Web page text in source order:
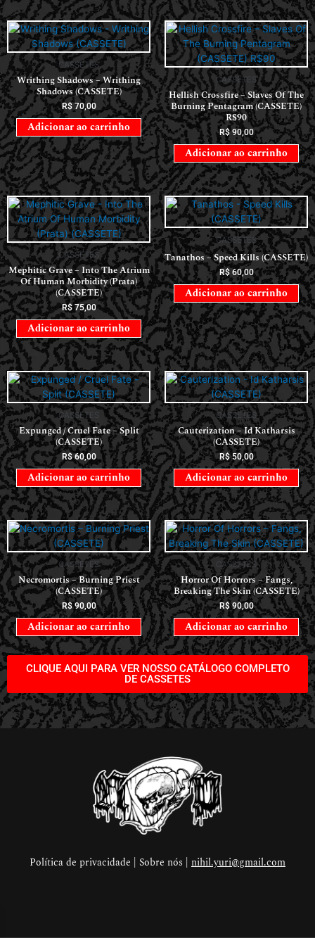
CASSETES
Writhing Shadows – Writhing
Shadows (CASSETE)
R$70,00
Adicionar ao carrinho
CASSETES
Hellish Crossfire – Slaves Of The
Burning Pentagram (CASSETE)
R$90
R$90,00
Adicionar ao carrinho
CASSETES
Mephitic Grave – Into The Atrium
Of Human Morbidity (Prata)
(CASSETE)
R$75,00
Adicionar ao carrinho
CASSETES
Tanathos – Speed Kills (CASSETE)
R$60,00
Adicionar ao carrinho
CASSETES
Expunged / Cruel Fate – Split
(CASSETE)
R$60,00
Adicionar ao carrinho
CASSETES
Cauterization – Id Katharsis
(CASSETE)
R$50,00
Adicionar ao carrinho
CASSETES
Necromortis – Burning Priest
(CASSETE)
R$90,00
Adicionar ao carrinho
CASSETES
Horror Of Horrors ‎– Fangs,
Breaking The Skin (CASSETE)
R$90,00
Adicionar ao carrinho
CLIQUE AQUI PARA VER NOSSO CATÁLOGO COMPLETO
DE CASSETES
Política de privacidade | Sobre nós | nihil.yuri@gmail.com